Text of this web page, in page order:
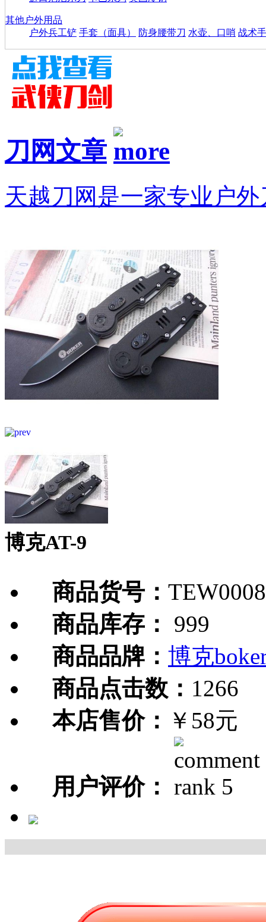
其他户外用品
户外兵工铲 手套（面具） 防身腰带刀 水壶、口哨 战术
刀网文章
天越刀网是一家专业户
博克AT-9
商品货号：
商品库存：
999
商品品牌： 博克
商品点击数： 1266
本店售价： ￥58元
用户评价：